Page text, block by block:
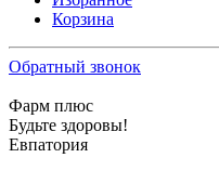
Корзина
Обратный звонок
Фарм плюс
Будьте здоровы!
Евпатория